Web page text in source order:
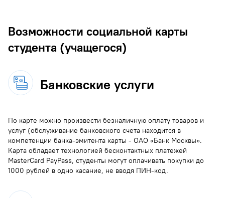
Возможности социальной карты
студента (учащегося)
Банковские услуги
По карте можно произвести безналичную оплату товаров и
услуг (обслуживание банковского счета находится в
компетенции банка-эмитента карты - ОАО «Банк Москвы».
Карта обладает технологией бесконтактных платежей
MasterCard PayPass, студенты могут оплачивать покупки до
1000 рублей в одно касание, не вводя ПИН-код.